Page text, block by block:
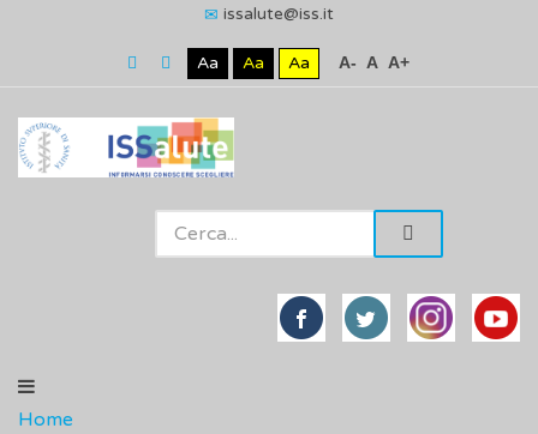
issalute@iss.it
Aa Aa Aa A- A A+
Home